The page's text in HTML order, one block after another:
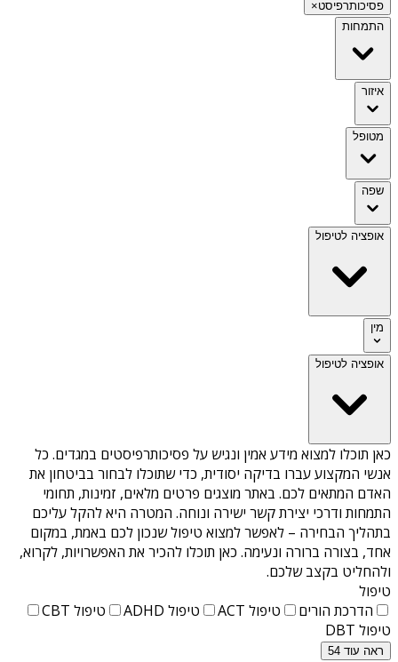
פסיכותרפיסט×
התמחות
איזור
מטופל
שפה
אופציה לטיפול
מין
אופציה לטיפול
כאן תוכלו למצוא מידע אמין ונגיש על פסיכותרפיסטים במגדים. כל
אנשי המקצוע עברו בדיקה יסודית, כדי שתוכלו לבחור בביטחון את
האדם המתאים לכם. באתר מוצגים פרטים מלאים, זמינות, תחומי
התמחות ודרכי יצירת קשר ישירה ונוחה. המטרה היא להקל עליכם
בתהליך הבחירה – לאפשר למצוא טיפול שנכון לכם באמת, במקום
אחד, בצורה ברורה ונעימה. כאן תוכלו להכיר את האפשרויות, לקרוא,
ולהחליט בקצב שלכם.
טיפול
הדרכת הורים
טיפול ACT טיפול ADHD
טיפול CBT
טיפול DBT
ראה עוד 54